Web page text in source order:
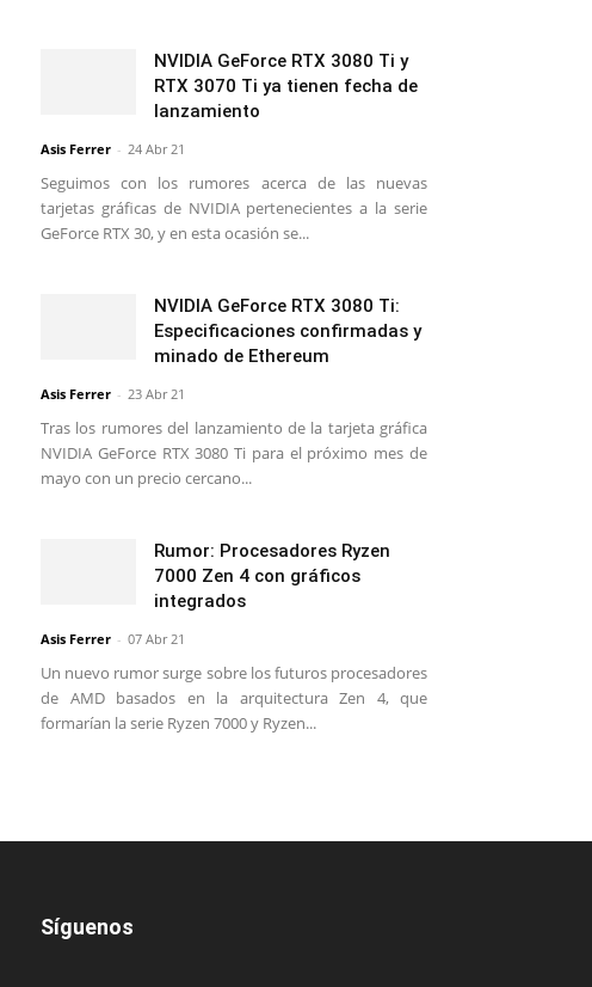
NVIDIA GeForce RTX 3080 Ti y
RTX 3070 Ti ya tienen fecha de
lanzamiento
Asis Ferrer - 24 Abr 21
Seguimos con los rumores acerca de las nuevas
tarjetas gráficas de NVIDIA pertenecientes a la serie
GeForce RTX 30, y en esta ocasión se...
NVIDIA GeForce RTX 3080 Ti:
Especificaciones confirmadas y
minado de Ethereum
Asis Ferrer - 23 Abr 21
Tras los rumores del lanzamiento de la tarjeta gráfica
NVIDIA GeForce RTX 3080 Ti para el próximo mes de
mayo con un precio cercano...
Rumor: Procesadores Ryzen
7000 Zen 4 con gráficos
integrados
Asis Ferrer - 07 Abr 21
Un nuevo rumor surge sobre los futuros procesadores
de AMD basados en la arquitectura Zen 4, que
formarían la serie Ryzen 7000 y Ryzen...
Síguenos